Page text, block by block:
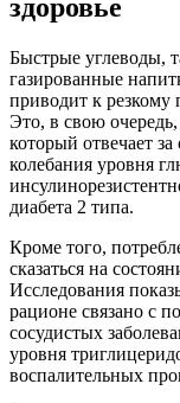
здоровье
Быстрые углеводы,
газированные
приводит к
Это, в свою
который отвечает
колебания уровня
диабета 2 типа.
Кроме того,
сказаться на
Исследования
рационе связано с
сосудистых
уровня
воспалительных